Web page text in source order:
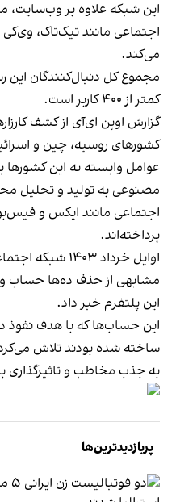
این شبکه علاوه بر وب‌سایت،
اجتماعی مانند تیک‌تاک،
می‌کند.
مجموع کل دنبال‌کنندگان این
کمتر از ۴۰۰ کاربر است.
گزارش اوپن ای‌آی از کشف
کشورهای روسیه، چین و
عوامل وابسته به این
مصنوعی به تولید و تحلیل
اجتماعی مانند ایکس و
پرداخته‌اند.
اوایل خرداد
مشابهی از حذف ده‌ها حساب
این پلتفرم خبر داد.
این حساب‌ها که با هدف نفوذ در
ساخته شده بودند تلاش
به جذب مخاطب و تاثیرگذاری بر
پربازدیدترین‌ها